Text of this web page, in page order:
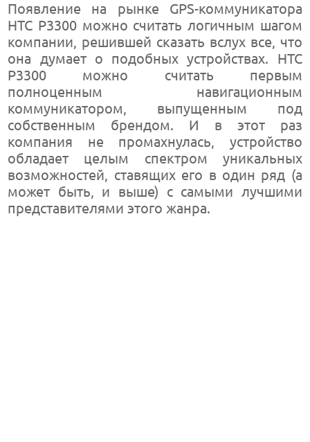
Появление на рынке GPS-коммуникатора
HTC P3300 можно считать логичным шагом
компании, решившей сказать вслух все, что
она думает о подобных устройствах. HTC
P3300 можно считать первым
полноценным навигационным
коммуникатором, выпущенным под
собственным брендом. И в этот раз
компания не промахнулась, устройство
обладает целым спектром уникальных
возможностей, ставящих его в один ряд (а
может быть, и выше) с самыми лучшими
представителями этого жанра.